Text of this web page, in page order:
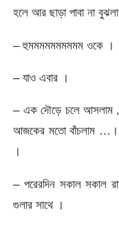
হলে আর ছাড়া পাবা না
– হুমমমমমমমমমম ওকে ।
– যাও এবার ।
– এক দৌড়ে চলে আসলাম ,
আজকের মতো বাঁচলাম …।
।
– পরেরদিন সকাল সকাল
গুলার সাথে ।